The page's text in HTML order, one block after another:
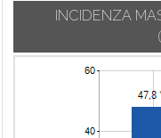
INCIDENZA